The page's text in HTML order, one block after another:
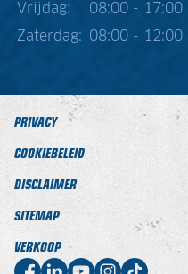
Vrijdag:
08:00 - 17:00
Zaterdag:
08:00 - 12:00
PRIVACY
COOKIEBELEID
DISCLAIMER
SITEMAP
VERKOOP